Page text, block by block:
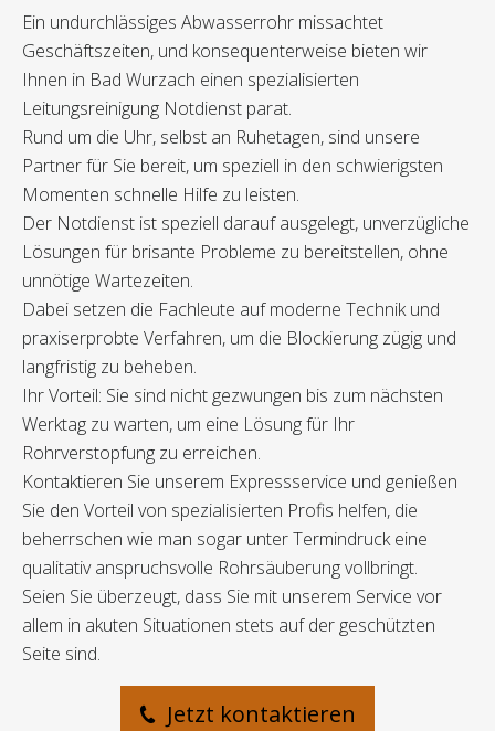
Ein undurchlässiges Abwasserrohr missachtet
Geschäftszeiten, und konsequenterweise bieten wir
Ihnen in Bad Wurzach einen spezialisierten
Leitungsreinigung Notdienst parat.
Rund um die Uhr, selbst an Ruhetagen, sind unsere
Partner für Sie bereit, um speziell in den schwierigsten
Momenten schnelle Hilfe zu leisten.
Der Notdienst ist speziell darauf ausgelegt, unverzügliche
Lösungen für brisante Probleme zu bereitstellen, ohne
unnötige Wartezeiten.
Dabei setzen die Fachleute auf moderne Technik und
praxiserprobte Verfahren, um die Blockierung zügig und
langfristig zu beheben.
Ihr Vorteil: Sie sind nicht gezwungen bis zum nächsten
Werktag zu warten, um eine Lösung für Ihr
Rohrverstopfung zu erreichen.
Kontaktieren Sie unserem Expressservice und genießen
Sie den Vorteil von spezialisierten Profis helfen, die
beherrschen wie man sogar unter Termindruck eine
qualitativ anspruchsvolle Rohrsäuberung vollbringt.
Seien Sie überzeugt, dass Sie mit unserem Service vor
allem in akuten Situationen stets auf der geschützten
Seite sind.
Jetzt kontaktieren